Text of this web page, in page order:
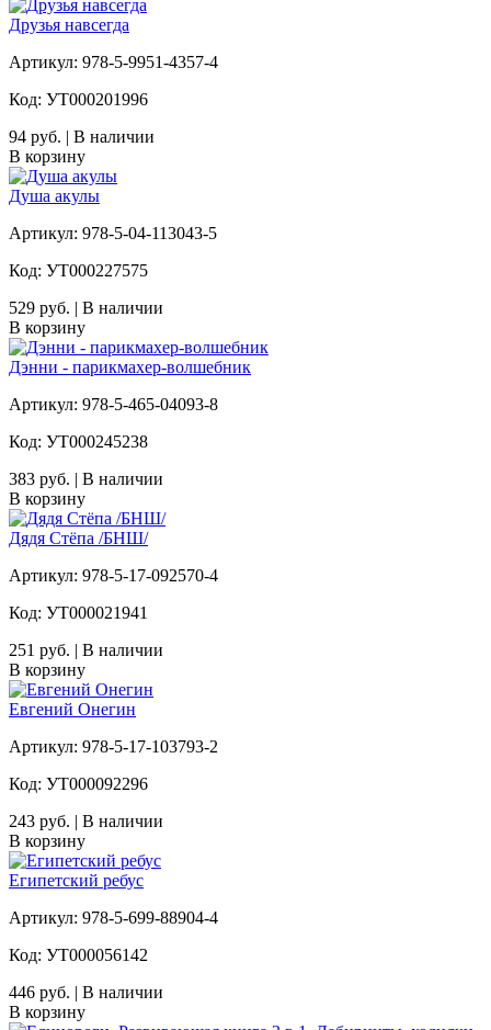
Друзья навсегда
Артикул: 978-5-9951-4357-4
Код: УТ000201996
94 руб. | В наличии
В корзину
Душа акулы
Артикул: 978-5-04-113043-5
Код: УТ000227575
529 руб. | В наличии
В корзину
Дэнни - парикмахер-волшебник
Артикул: 978-5-465-04093-8
Код: УТ000245238
383 руб. | В наличии
В корзину
Дядя Стёпа /БНШ/
Артикул: 978-5-17-092570-4
Код: УТ000021941
251 руб. | В наличии
В корзину
Евгений Онегин
Артикул: 978-5-17-103793-2
Код: УТ000092296
243 руб. | В наличии
В корзину
Египетский ребус
Артикул: 978-5-699-88904-4
Код: УТ000056142
446 руб. | В наличии
В корзину